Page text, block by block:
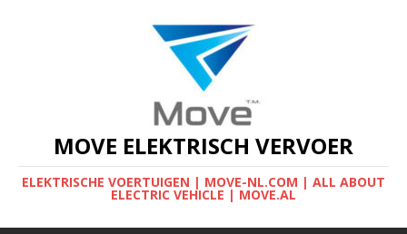
MOVE ELEKTRISCH VERVOER
ELEKTRISCHE VOERTUIGEN | MOVE-NL.COM | ALL ABOUT
ELECTRIC VEHICLE | MOVE.AL